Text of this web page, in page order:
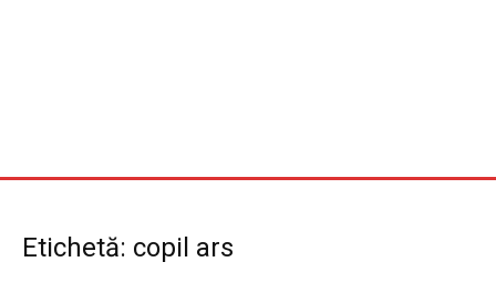
Etichetă: copil ars